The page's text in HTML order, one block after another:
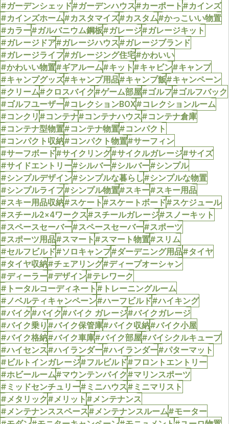
#ガーデンシェッド#ガーデンハウス#カーポート#カインズ
#カインズホーム#カスタマイズ#カスタム#かっこいい物置
#カラー#ガルバニウム鋼板#ガレージ#ガレージキット
#ガレージドア#ガレージハウス#ガレージブランド
#ガレージライフ#ガレージング住宅#かわいい
#かわいい物置#ギアルーム#キット#キャビン#キャンプ
#キャンプグッズ#キャンプ用品#キャンプ飯#キャンペーン
#クリーム#クロスバイク#ゲーム部屋#ゴルフ#ゴルフバック
#ゴルフユーザー#コレクションBOX#コレクションルーム
#コンクリ#コンテナ#コンテナハウス#コンテナ倉庫
#コンテナ型物置#コンテナ物置#コンパクト
#コンパクト収納#コンパクト物置#サーフィン
#サーフボード#サイクリング#サイクルガレージ#サイズ
#サイドエントリー#シルバー#シルバー#シンプル
#シンプルデザイン#シンプルな暮らし#シンプルな物置
#シンプルライフ#シンプル物置#スキー#スキー用品
#スキー用品収納#スケート#スケートボード#スケジュール
#スチール2×4ワークス#スチールガレージ#スノーキット
#スペースセーバー#スペースセーバー#スポーツ
#スポーツ用品#スマート#スマート物置#スリム
#セルフビルド#ソロキャンプ#ダーデニング用品#タイヤ
#タイヤ収納#チェアリング#ディープオーシャン
#ディーラー#デザイン#テレワーク
#トータルコーディネート#トレーニングルーム
#ノベルティキャンペーン#ハーフビルド#ハイキング
#バイク#バイク#バイク ガレージ#バイクガレージ
#バイク乗り#バイク保管庫#バイク収納#バイク小屋
#バイク格納#バイク車庫#バイク部屋#バイシクルキューブ
#ハイセンス#ハイランダー#ハイランダー#パターマット
#ビルトインガレージ#フルビルド#フロントエントリー
#ホビールーム#マウンテンバイク#マリンスポーツ
#ミッドセンチュリー#ミニハウス#ミニマリスト
#メタリック#メリット#メンテナンス
#メンテナンススペース#メンテナンスルーム#モーター